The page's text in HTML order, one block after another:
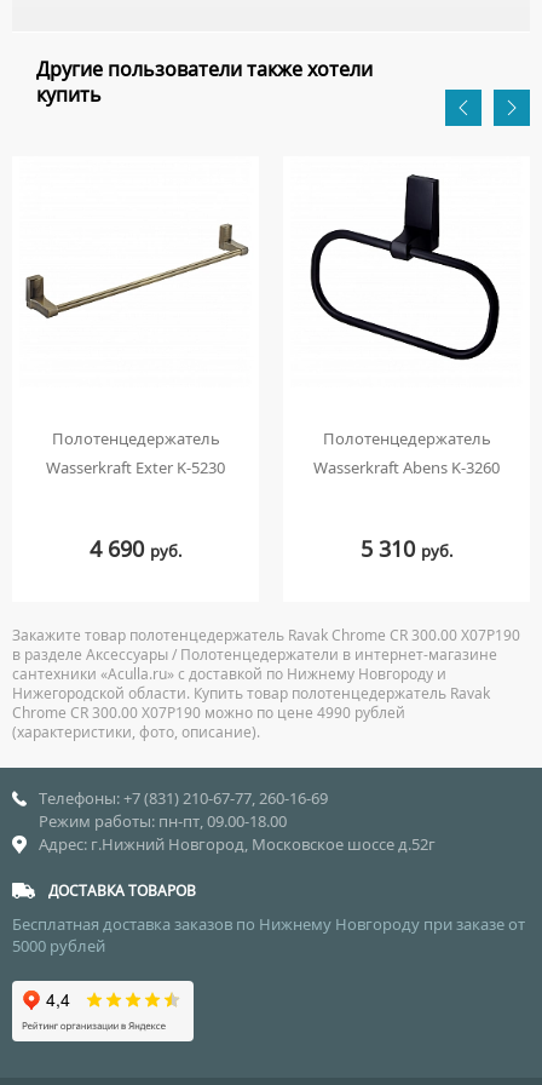
Другие пользователи также хотели
купить
Полотенцедержатель
Wasserkraft Exter K-5230
4 690 руб.
Полотенцедержатель
Wasserkraft Abens K-3260
5 310 руб.
Закажите товар полотенцедержатель Ravak Chrome CR 300.00 X07P190
в разделе Аксессуары / Полотенцедержатели в интернет-магазине
сантехники «Aculla.ru» с доставкой по Нижнему Новгороду и
Нижегородской области. Купить товар полотенцедержатель Ravak
Chrome CR 300.00 X07P190 можно по цене 4990 рублей
(характеристики, фото, описание).
Телефоны: +7 (831) 210-67-77, 260-16-69
Режим работы: пн-пт, 09.00-18.00
Адрес: г.Нижний Новгород, Московское шоссе д.52г
ДОСТАВКА ТОВАРОВ
Бесплатная доставка заказов по Нижнему Новгороду при заказе от
5000 рублей